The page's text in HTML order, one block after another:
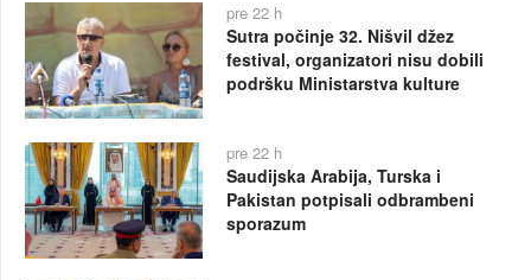
pre 22 h
Sutra počinje 32. Nišvil džez
festival, organizatori nisu dobili
podršku Ministarstva kulture
pre 22 h
Saudijska Arabija, Turska i
Pakistan potpisali odbrambeni
sporazum